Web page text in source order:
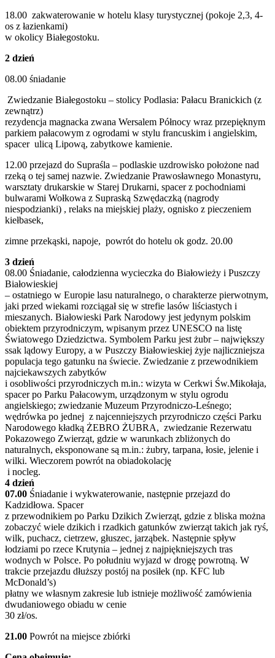
18.00 zakwaterowanie w hotelu klasy turystycznej (pokoje 2,3, 4-
os z łazienkami)
w okolicy Białegostoku.
2 dzień
08.00 śniadanie
Zwiedzanie Białegostoku – stolicy Podlasia: Pałacu Branickich (z
zewnątrz)
rezydencja magnacka zwana Wersalem Północy wraz przepięknym
parkiem pałacowym z ogrodami w stylu francuskim i angielskim,
spacer ulicą Lipową, zabytkowe kamienie.
12.00 przejazd do Supraśla – podlaskie uzdrowisko położone nad
rzeką o tej samej nazwie. Zwiedzanie Prawosławnego Monastyru,
warsztaty drukarskie w Starej Drukarni, spacer z pochodniami
bulwarami Wołkowa z Supraską Szwędaczką (nagrody
niespodzianki) , relaks na miejskiej plaży, ognisko z pieczeniem
kiełbasek,
zimne przekąski, napoje, powrót do hotelu ok godz. 20.00
3 dzień
08.00 Śniadanie, całodzienna wycieczka do Białowieży i Puszczy
Białowieskiej
– ostatniego w Europie lasu naturalnego, o charakterze pierwotnym,
jaki przed wiekami rozciągał się w strefie lasów liściastych i
mieszanych. Białowieski Park Narodowy jest jedynym polskim
obiektem przyrodniczym, wpisanym przez UNESCO na listę
Światowego Dziedzictwa. Symbolem Parku jest żubr – największy
ssak lądowy Europy, a w Puszczy Białowieskiej żyje najliczniejsza
populacja tego gatunku na świecie. Zwiedzanie z przewodnikiem
najciekawszych zabytków
i osobliwości przyrodniczych m.in.: wizyta w Cerkwi Św.Mikołaja,
spacer po Parku Pałacowym, urządzonym w stylu ogrodu
angielskiego; zwiedzanie Muzeum Przyrodniczo-Leśnego;
wędrówka po jednej z najcenniejszych przyrodniczo części Parku
Narodowego kładką ŻEBRO ŻUBRA, zwiedzanie Rezerwatu
Pokazowego Zwierząt, gdzie w warunkach zbliżonych do
naturalnych, eksponowane są m.in.: żubry, tarpana, łosie, jelenie i
wilki. Wieczorem powrót na obiadokolację
i nocleg.
4 dzień
07.00 Śniadanie i wykwaterowanie, następnie przejazd do
Kadzidłowa. Spacer
z przewodnikiem po Parku Dzikich Zwierząt, gdzie z bliska można
zobaczyć wiele dzikich i rzadkich gatunków zwierząt takich jak ryś,
wilk, puchacz, cietrzew, głuszec, jarząbek. Następnie spływ
łodziami po rzece Krutynia – jednej z najpiękniejszych tras
wodnych w Polsce. Po południu wyjazd w drogę powrotną. W
trakcie przejazdu dłuższy postój na posiłek (np. KFC lub
McDonald’s)
płatny we własnym zakresie lub istnieje możliwość zamówienia
dwudaniowego obiadu w cenie
30 zł/os.
21.00 Powrót na miejsce zbiórki